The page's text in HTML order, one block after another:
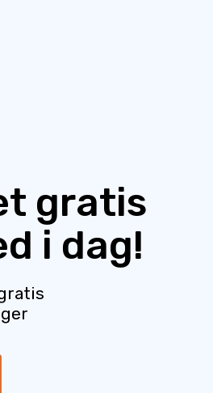
gratis
i dag!